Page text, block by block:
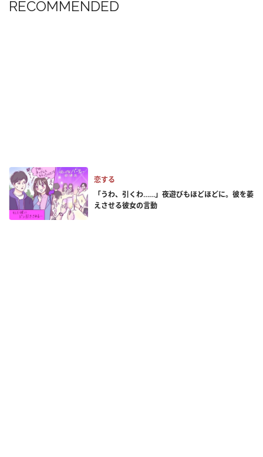
RECOMMENDED
恋する
「うわ、引くわ……」夜遊びもほどほどに。彼を萎
えさせる彼女の言動